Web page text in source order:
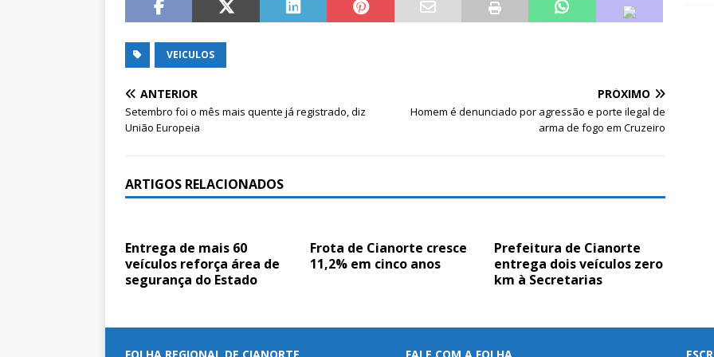
VEICULOS
ANTERIOR
Setembro foi o mês mais quente já registrado, diz
União Europeia
PRÓXIMO
Homem é denunciado por agressão e porte ilegal de
arma de fogo em Cruzeiro
ARTIGOS RELACIONADOS
Entrega de mais 60
veículos reforça área de
segurança do Estado
Frota de Cianorte cresce
11,2% em cinco anos
Prefeitura de Cianorte
entrega dois veículos zero
km à Secretarias